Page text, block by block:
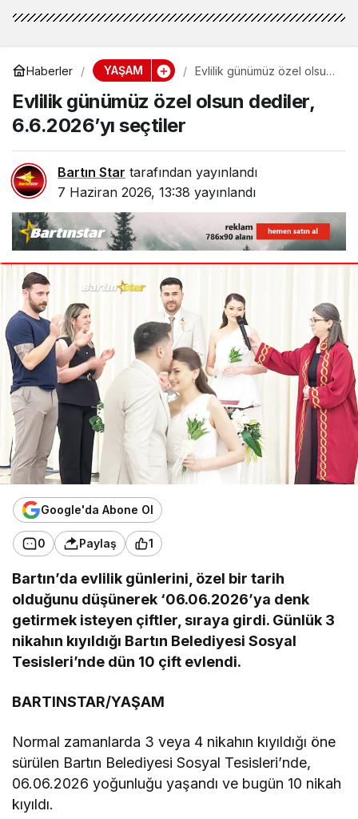
Haberler YAŞAM
Evlilik günümüz özel olsun
Evlilik günümüz özel olsun dediler,
6.6.2026’yı seçtiler
Bartın Star tarafından yayınlandı
7 Haziran 2026, 13:38 yayınlandı
Google'da Abone Ol
0 Paylaş 1
Bartın’da evlilik günlerini, özel bir tarih
olduğunu düşünerek ‘06.06.2026’ya denk
getirmek isteyen çiftler, sıraya girdi. Günlük 3
nikahın kıyıldığı Bartın Belediyesi Sosyal
Tesisleri’nde dün 10 çift evlendi.
BARTINSTAR/YAŞAM
Normal zamanlarda 3 veya 4 nikahın kıyıldığı öne
sürülen Bartın Belediyesi Sosyal Tesisleri’nde,
06.06.2026 yoğunluğu yaşandı ve bugün 10 nikah
kıyıldı.